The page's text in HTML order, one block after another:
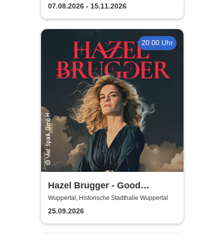
07.08.2026 - 15.11.2026
20:00 Uhr
Hazel Brugger - Good
Evening Europe
Wuppertal, Historische Stadthalle Wuppertal
25.09.2026